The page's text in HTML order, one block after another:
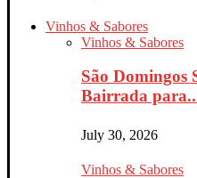
Vinhos & Sabores
Vinhos & Sabores
São Domingos
Bairrada
July 30, 2026
Vinhos & Sabores